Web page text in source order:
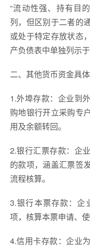
“流动性强、持有目
列，但区别于二者的
或处于特定存放状态
产负债表中单独列示于
二、其他货币资金具
1.外埠存款：企业到
购地银行开立采购专
用及余额转回。
2.银行汇票存款：企
的款项，涵盖汇票签
流程核算。
3.银行本票存款：企
项，核算本票申请、
4.信用卡存款：企业